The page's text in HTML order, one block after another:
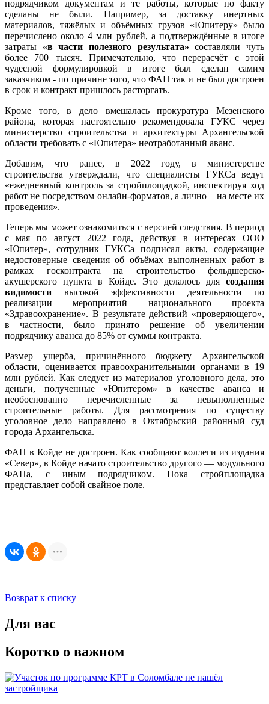
подрядчиком документам и те работы, которые по факту
сделаны не были. Например, за доставку инертных
материалов, тяжёлых и объёмных грузов «Юпитеру» было
перечислено около 4 млн рублей, а подтверждённые в итоге
затраты «в части полезного результата» составляли чуть
более 700 тысяч. Примечательно, что перерасчёт с этой
чудесной формулировкой в итоге был сделан самим
заказчиком - по причине того, что ФАП так и не был достроен
в срок и контракт пришлось расторгать.
Кроме того, в дело вмешалась прокуратура Мезенского
района, которая настоятельно рекомендовала ГУКС через
министерство строительства и архитектуры Архангельской
области требовать с «Юпитера» неотработанный аванс.
Добавим, что ранее, в 2022 году, в министерстве
строительства утверждали, что специалисты ГУКСа ведут
«ежедневный контроль за стройплощадкой, инспектируя ход
работ не посредством онлайн-форматов, а лично – на месте их
проведения».
Теперь мы может ознакомиться с версией следствия. В период
с мая по август 2022 года, действуя в интересах ООО
«Юпитер», сотрудник ГУКСа подписал акты, содержащие
недостоверные сведения об объёмах выполненных работ в
рамках госконтракта на строительство фельдшерско-
акушерского пункта в Койде. Это делалось для создания
видимости высокой эффективности деятельности по
реализации мероприятий национального проекта
«Здравоохранение». В результате действий «проверяющего»,
в частности, было принято решение об увеличении
подрядчику аванса до 85% от суммы контракта.
Размер ущерба, причинённого бюджету Архангельской
области, оценивается правоохранительными органами в 19
млн рублей. Как следует из материалов уголовного дела, это
деньги, полученные «Юпитером» в качестве аванса и
необоснованно перечисленные за невыполненные
строительные работы. Для рассмотрения по существу
уголовное дело направлено в Октябрьский районный суд
города Архангельска.
ФАП в Койде не достроен. Как сообщают коллеги из издания
«Север», в Койде начато строительство другого — модульного
ФАПа, с иным подрядчиком. Пока стройплощадка
представляет собой свайное поле.
Возврат к списку
Для вас
Коротко о важном